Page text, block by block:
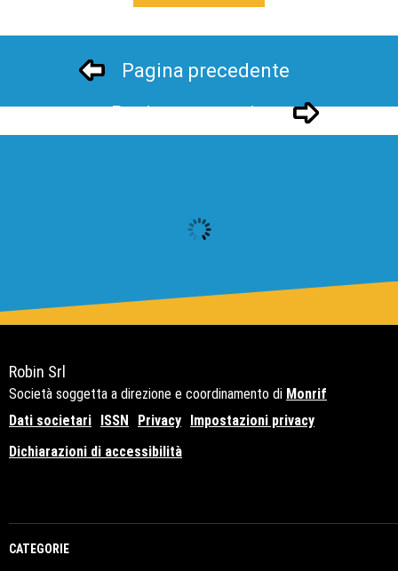
Pagina precedente
Pagina successivo
Robin Srl
Società soggetta a direzione e coordinamento di Monrif
Dati societari ISSN Privacy Impostazioni privacy
Dichiarazioni di accessibilità
CATEGORIE